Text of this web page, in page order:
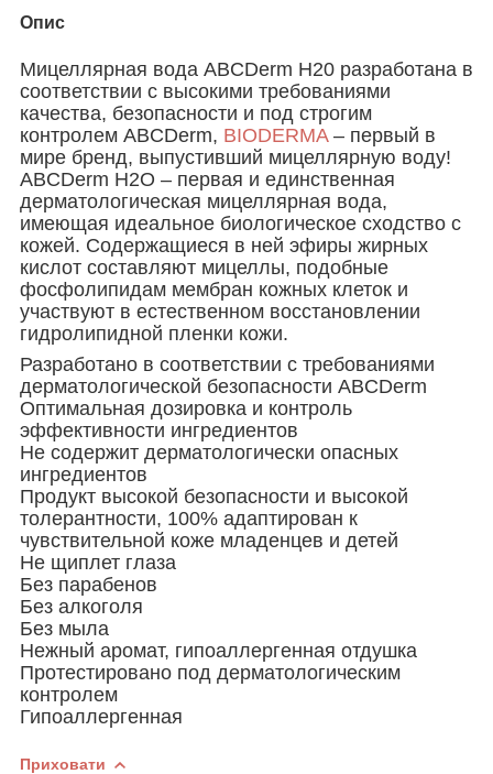
Опис
Мицеллярная вода ABCDerm H20 разработана в
соответствии с высокими требованиями
качества, безопасности и под строгим
контролем ABCDerm, BIODERMA– первый в
мире бренд, выпустивший мицеллярную воду!
ABCDerm H2O – первая и единственная
дерматологическая мицеллярная вода,
имеющая идеальное биологическое сходство с
кожей. Содержащиеся в ней эфиры жирных
кислот составляют мицеллы, подобные
фосфолипидам мембран кожных клеток и
участвуют в естественном восстановлении
гидролипидной пленки кожи.
Разработано в соответствии с требованиями
дерматологической безопасности ABCDerm
Оптимальная дозировка и контроль
эффективности ингредиентов
Не содержит дерматологически опасных
ингредиентов
Продукт высокой безопасности и высокой
толерантности, 100% адаптирован к
чувствительной коже младенцев и детей
Не щиплет глаза
Без парабенов
Без алкоголя
Без мыла
Нежный аромат, гипоаллергенная отдушка
Протестировано под дерматологическим
контролем
Гипоаллергенная
Приховати